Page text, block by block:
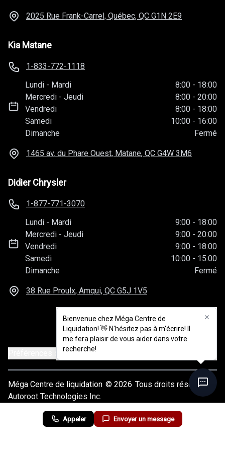
Bienvenue chez Méga Centre de
Liquidation! 👋 N'hésitez pas à m'écrire! Il
me fera plaisir de vous aider dans votre
recherche!
Appeler Envoyer un message
2025 Rue Frank-Carrel, Québec, QC G1N 2E9
Kia Matane
1-833-772-1118
Lundi - Mardi 8:00 - 18:00
Mercredi -Jeudi 8:00 - 20:00
Vendredi
8:00 - 18:00
Samedi
10:00 - 16:00
Dimanche
Fermé
1465 av. du Phare Ouest, Matane, QC G4W 3M6
Didier Chrysler
1-877-771-3070
Lundi - Mardi 9:00 - 18:00
Mercredi -Jeudi 9:00 - 20:00
Vendredi
9:00 - 18:00
Samedi
10:00 - 15:00
Dimanche
Fermé
38 Rue Proulx, Amqui, QC G5J 1V5
Préférences de consentement
Méga Centre de liquidation © 2026 Tous droits réservés
Autoroot Technologies Inc.